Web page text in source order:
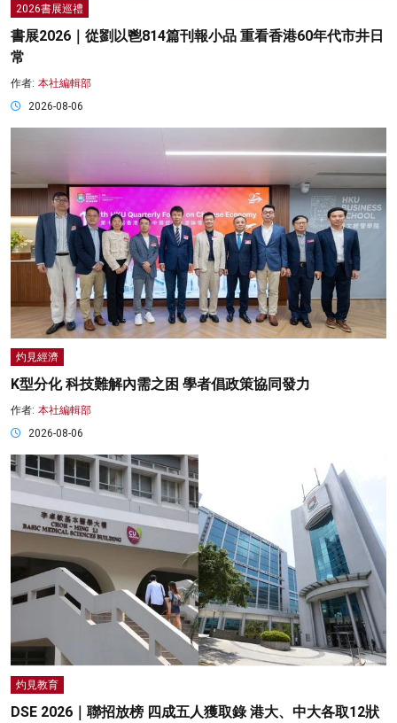
2026書展巡禮
書展2026｜從劉以鬯814篇刊報小品 重看香港60年代市井日
常
作者: 本社編輯部
2026-08-06
灼見經濟
K型分化 科技難解內需之困 學者倡政策協同發力
作者: 本社編輯部
2026-08-06
灼見教育
DSE 2026｜聯招放榜 四成五人獲取錄 港大、中大各取12狀